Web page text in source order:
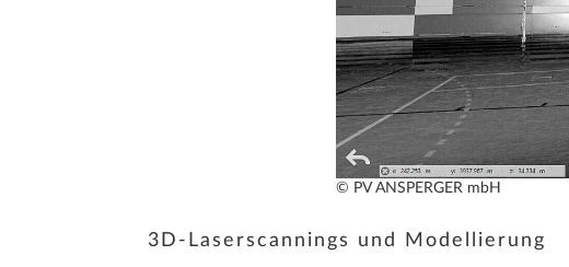
© PV ANSPERGER mbH
3D-Laserscannings und Modellierung